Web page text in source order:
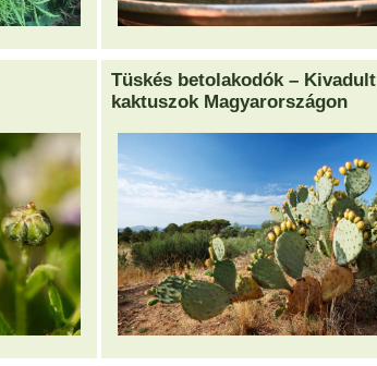
Tüskés betolakodók – Kivadult
kaktuszok Magyarországon